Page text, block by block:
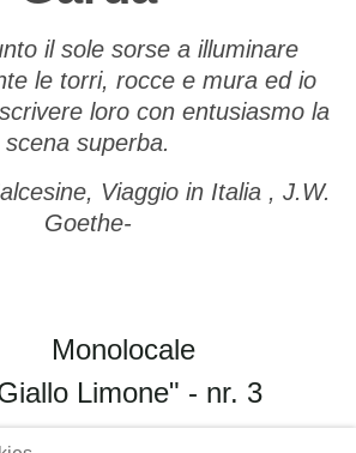
a
sul Lago di
Garda
loro con entusiasmo la
scena superba.
Viaggio in Italia , J.W.